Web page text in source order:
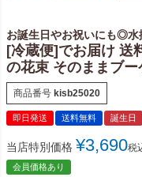
お誕生日やお祝いにも◎水
[冷蔵便]でお届け 送
の花束 そのままブ
商品番号 kisb25020
即日発送 送料無料 誕生日
当店特別価格 ¥3,690税
会員価格あり